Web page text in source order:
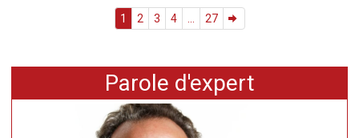
1 2 3 4 27
Parole d'expert